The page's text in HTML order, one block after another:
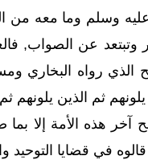
وسلم وما معه من
وتبتعد عن الصواب,
الذي رواه البخاري
ثم الذين
آخر هذه الأمة إلا بما
قالوه في قضايا